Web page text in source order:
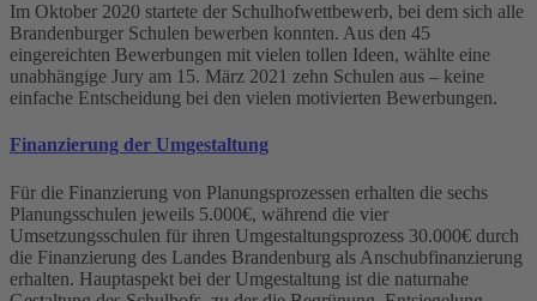
Im Oktober 2020 startete der Schulhofwettbewerb, bei dem sich alle
Brandenburger Schulen bewerben konnten. Aus den 45
eingereichten Bewerbungen mit vielen tollen Ideen, wählte eine
unabhängige Jury am 15. März 2021 zehn Schulen aus – keine
einfache Entscheidung bei den vielen motivierten Bewerbungen.
Finanzierung der Umgestaltung
Für die Finanzierung von Planungsprozessen erhalten die sechs
Planungsschulen jeweils 5.000€, während die vier
Umsetzungsschulen für ihren Umgestaltungsprozess 30.000€ durch
die Finanzierung des Landes Brandenburg als Anschubfinanzierung
erhalten. Hauptaspekt bei der Umgestaltung ist die naturnahe